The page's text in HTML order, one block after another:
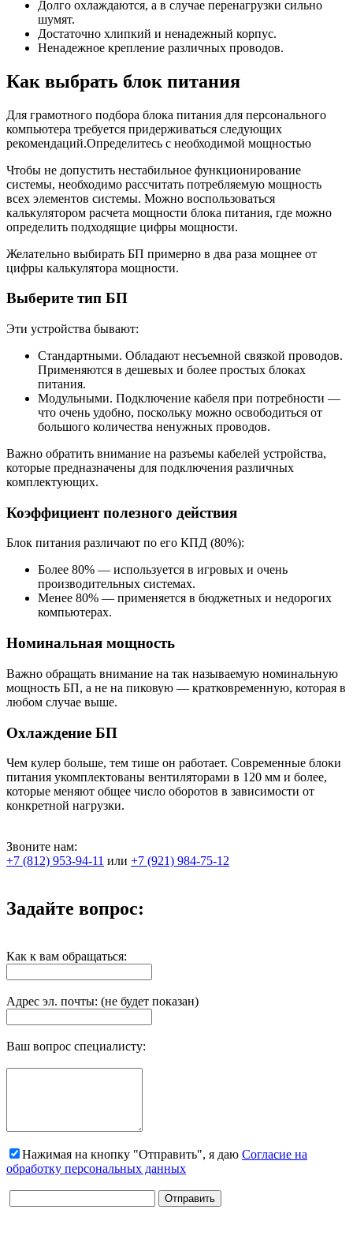
Долго охлаждаются, а в случае перенагрузки сильно
шумят.
Достаточно хлипкий и ненадежный корпус.
Ненадежное крепление различных проводов.
Как выбрать блок питания
Для грамотного подбора блока питания для персонального
компьютера требуется придерживаться следующих
рекомендаций.Определитесь с необходимой мощностью
Чтобы не допустить нестабильное функционирование
системы, необходимо рассчитать потребляемую мощность
всех элементов системы. Можно воспользоваться
калькулятором расчета мощности блока питания, где можно
определить подходящие цифры мощности.
Желательно выбирать БП примерно в два раза мощнее от
цифры калькулятора мощности.
Выберите тип БП
Эти устройства бывают:
Стандартными. Обладают несъемной связкой проводов.
Применяются в дешевых и более простых блоках
питания.
Модульными. Подключение кабеля при потребности —
что очень удобно, поскольку можно освободиться от
большого количества ненужных проводов.
Важно обратить внимание на разъемы кабелей устройства,
которые предназначены для подключения различных
комплектующих.
Коэффициент полезного действия
Блок питания различают по его КПД (80%):
Более 80% — используется в игровых и очень
производительных системах.
Менее 80% — применяется в бюджетных и недорогих
компьютерах.
Номинальная мощность
Важно обращать внимание на так называемую номинальную
мощность БП, а не на пиковую — кратковременную, которая в
любом случае выше.
Охлаждение БП
Чем кулер больше, тем тише он работает. Современные блоки
питания укомплектованы вентиляторами в 120 мм и более,
которые меняют общее число оборотов в зависимости от
конкретной нагрузки.
Звоните нам:
+7 (812) 953-94-11 или +7 (921) 984-75-12
Задайте вопрос:
Как к вам обращаться:
Адрес эл. почты: (не будет показан)
Ваш вопрос специалисту:
Нажимая на кнопку "Отправить", я даю Согласие на
обработку персональных данных